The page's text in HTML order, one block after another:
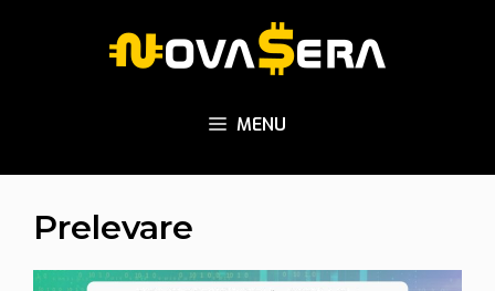
MENU
Prelevare